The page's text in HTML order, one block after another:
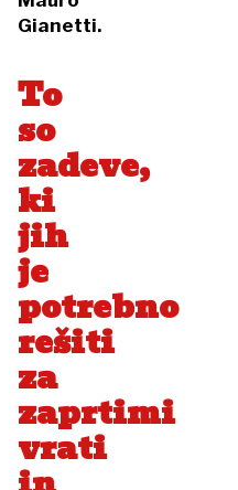
Gianetti.
To
so
zadeve,
ki
jih
je
potrebno
rešiti
za
zaprtimi
vrati